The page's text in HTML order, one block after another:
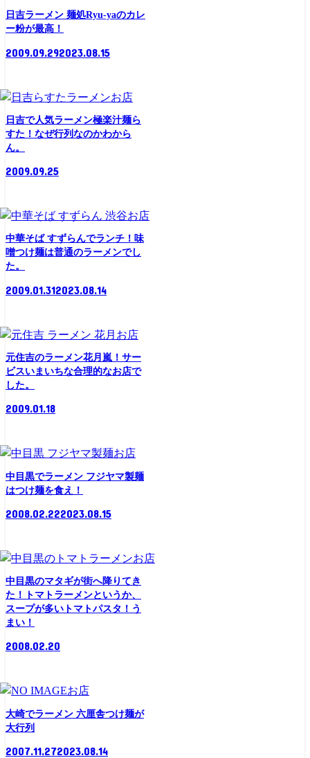
日吉ラーメン 麺処Ryu-yaのカレ
ー粉が最高！
2009.09.292023.08.15
お店
日吉で人気ラーメン極楽汁麺ら
すた！なぜ行列なのかわから
ん。
2009.09.25
お店
中華そば すずらんでランチ！味
噌つけ麺は普通のラーメンでし
た。
2009.01.312023.08.14
お店
元住吉のラーメン花月嵐！サー
ビスいまいちな合理的なお店で
した。
2009.01.18
お店
中目黒でラーメン フジヤマ製麺
はつけ麺を食え！
2008.02.222023.08.15
お店
中目黒のマタギが街へ降りてき
た！トマトラーメンというか、
スープが多いトマトパスタ！う
まい！
2008.02.20
お店
大崎でラーメン 六厘舎つけ麺が
大行列
2007.11.272023.08.14